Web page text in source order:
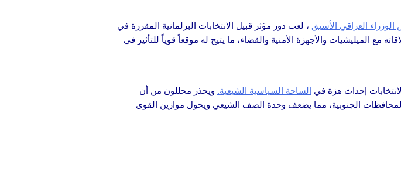
الوزراء العراقي الأسبق ، لعب دور مؤثر قبيل الانتخابات البرلمانية المقررة في
مع الميليشيات والأجهزة الأمنية والقضاء، ما يتيح له موقعاً قوياً للتأثير في
الساحة السياسية الشيعية. ويحذر محللون من أن
الجنوبية، مما يضعف وحدة الصف الشيعي ويحول موازين القوى